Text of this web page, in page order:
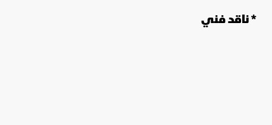
* ناقد فني